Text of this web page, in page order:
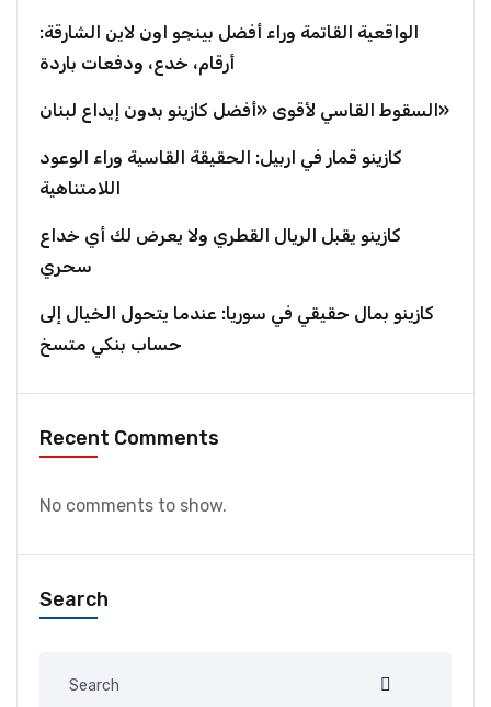
الواقعية القاتمة وراء أفضل بينجو اون لاين الشارقة:
أرقام، خدع، ودفعات باردة
السقوط القاسي لأقوى «أفضل كازينو بدون إيداع لبنان»
كازينو قمار في اربيل: الحقيقة القاسية وراء الوعود
اللامتناهية
كازينو يقبل الريال القطري ولا يعرض لك أي خداع
سحري
كازينو بمال حقيقي في سوريا: عندما يتحول الخيال إلى
حساب بنكي متسخ
Recent Comments
No comments to show.
Search